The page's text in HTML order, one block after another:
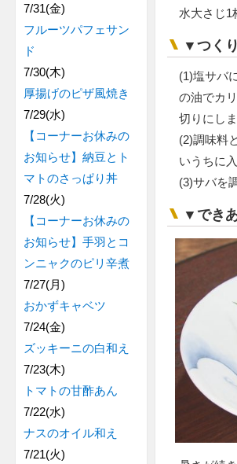
水大さじ1
▼つく
(1)塩サバ
の油でカ
切りにしま
(2)調味料
いうちに
(3)サバを
▼でき
7/31(金)
フルーツパフェサン
ド
7/30(木)
厚揚げのピザ風焼き
7/29(水)
【コーナーお休みの
お知らせ】納豆とト
マトのさっぱり丼
7/28(火)
【コーナーお休みの
お知らせ】手羽とコ
ンニャクのピリ辛煮
7/27(月)
おかずキャベツ
7/24(金)
ズッキーニの白和え
7/23(木)
トマトの甘酢あん
7/22(水)
ナスのオイル和え
7/21(火)